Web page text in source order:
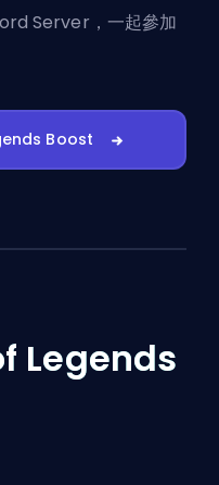
Server ，一起參加
Boost
Legends